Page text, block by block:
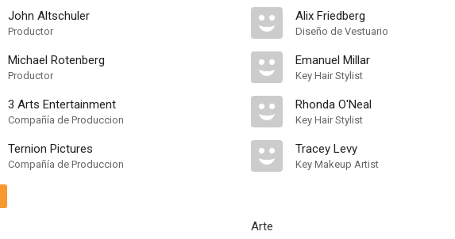
John Altschuler
Productor
Michael Rotenberg
Productor
3 Arts Entertainment
Compañía de Produccion
Ternion Pictures
Compañía de Produccion
Alix Friedberg
Diseño de Vestuario
Emanuel Millar
Key Hair Stylist
Rhonda O'Neal
Key Hair Stylist
Tracey Levy
Key Makeup Artist
Arte